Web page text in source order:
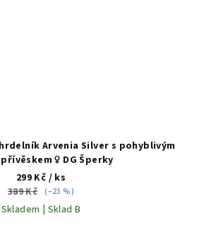
Arvenia Silver s pohyblivým
♀️ DG Šperky
299 Kč / ks
389 Kč (–23 %)
Skladem | Sklad B